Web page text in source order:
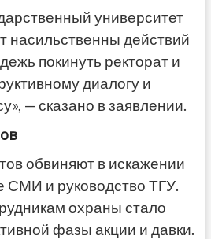
университет
насильственны действий
покинуть ректорат и
диалогу и
— сказано в заявлении.
обвиняют в искажении
СМИ и руководство ТГУ.
охраны стало
фазы акции и давки.